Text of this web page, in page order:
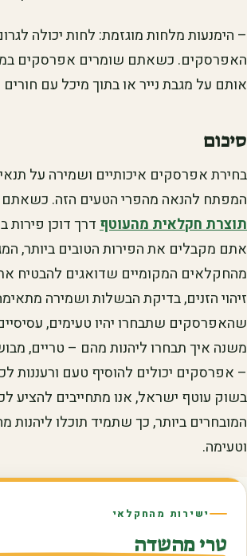
– הימנעות מלחות מוגזמת: לחות יכולה
האפרסקים. כשאתם שומרים אפרסקים
אותם על מגבת נייר או בתוך מיכל עם
סיכום
בחירת אפרסקים איכותיים ושמירה על
המפתח להנאה מהפרי הטעים הזה. כשאתם
תוצרת חקלאית מהעוטףדרך דוכן
אתם מקבלים את הפירות הטובים ביותר,
מהחקלאים המקומיים שדואגים להבטיח את
זיהוי הזנים, בדיקת הבשלות ושמירה
שהאפרסקים שתבחרו יהיו טעימים,
משנה איך תבחרו ליהנות מהם – טריים,
– אפרסקים יכולים להוסיף טעם ורעננות
בשוק עוטף ישראל, אנו מתחייבים להציע
המובחרים ביותר, כך שתמיד תוכלו ליהנות
וטעימה.
ישירות מהחקלאי
טרי מהשדה